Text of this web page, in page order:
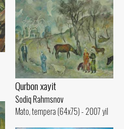
Qurbon xayit
Sodiq Rahmsnov
Mato, tempera (64x75) - 2007 yil